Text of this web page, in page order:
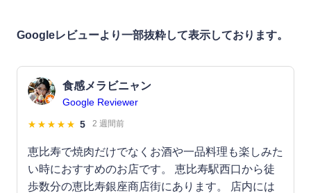
Googleレビューより一部抜粋して表示しております。
食感メラビニャン
Google Reviewer
5
2 週間前
恵比寿で焼肉だけでなくお酒や一品料理も楽しみた
い時におすすめのお店です。 恵比寿駅西口から徒
歩数分の恵比寿銀座商店街にあります。 店内には